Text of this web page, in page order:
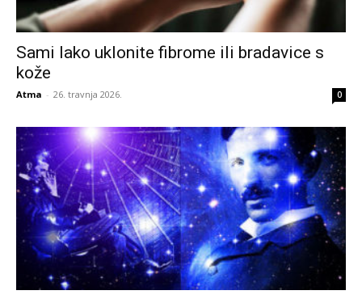
Sami lako uklonite fibrome ili bradavice s
kože
Atma - 26. travnja 2026. 0